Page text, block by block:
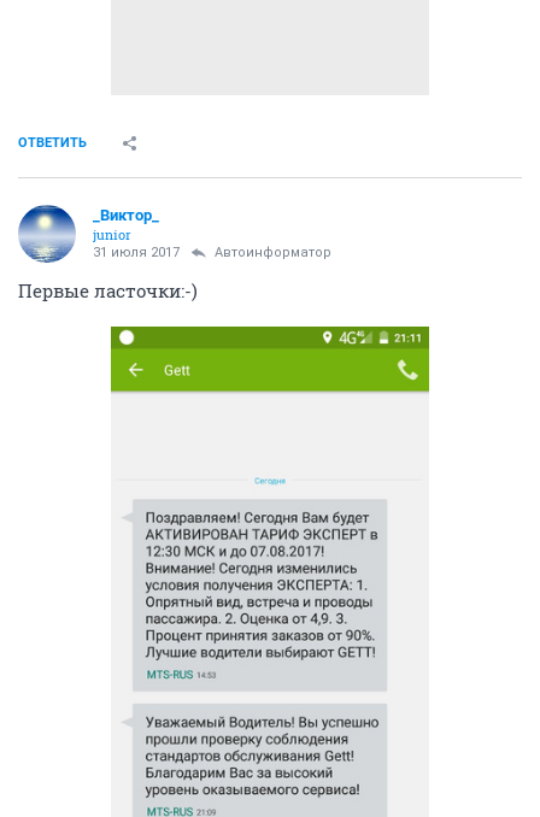
ОТВЕТИТЬ
_Виктор_
juniоr
31 июля 2017 Автоинформатор
Первые ласточки:-)